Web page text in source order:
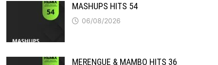
MASHUPS HITS 54
06/08/2026
MERENGUE & MAMBO HITS 36